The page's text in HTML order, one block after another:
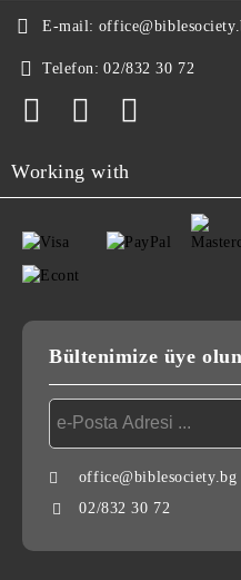
E-mail:
Telefon: 02/832 30 72
Working with
Bültenimize üye olun
office@biblesociety.bg
02/832 30 72